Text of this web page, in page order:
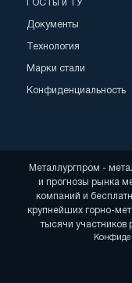
ГОСТы и ТУ
Документы
Технология
Марки стали
Конфиденциальность
Металлургпром -
и прогнозы рынка
компаний и
крупнейших горно-
тысячи участников